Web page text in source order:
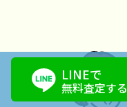
LINEで
無料査定する